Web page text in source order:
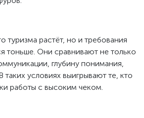
туризма растёт, но и требования
тоньше. Они сравнивают не только
глубину понимания,
таких условиях выигрывают те, кто
работы с высоким чеком.